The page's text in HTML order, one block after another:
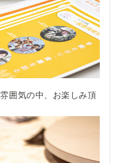
囲気の中、お楽しみ頂